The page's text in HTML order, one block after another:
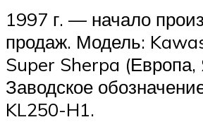
1997 г. — начало
продаж. Модель:
Super Sherpa (Европа,
Заводское
KL250-H1.